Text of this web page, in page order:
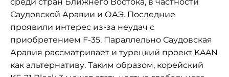
Саудовской Аравии и ОАЭ. Последние
проявили интерес из-за неудач с
приобретением F-35. Параллельно Саудовская
Аравия рассматривает и турецкий проект KAAN
как альтернативу. Таким образом, корейский